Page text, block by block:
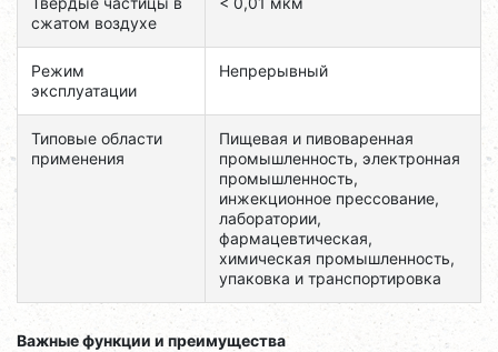
сжатом воздухе
Режим
эксплуатации
Непрерывный
Типовые области
применения
Пищевая и пивоваренная
промышленность, электронная
промышленность,
инжекционное прессование,
лаборатории,
фармацевтическая,
химическая промышленность,
упаковка и транспортировка
Важные функции и преимущества